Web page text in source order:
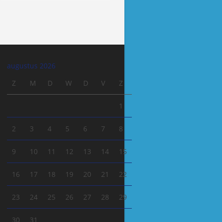
augustus 2026
Z
M D W D V Z
1
2 3 4 5 6 7 8
9 10 11 12 13 14 15
16 17 18 19 20 21 22
23 24 25 26 27 28 29
30 31